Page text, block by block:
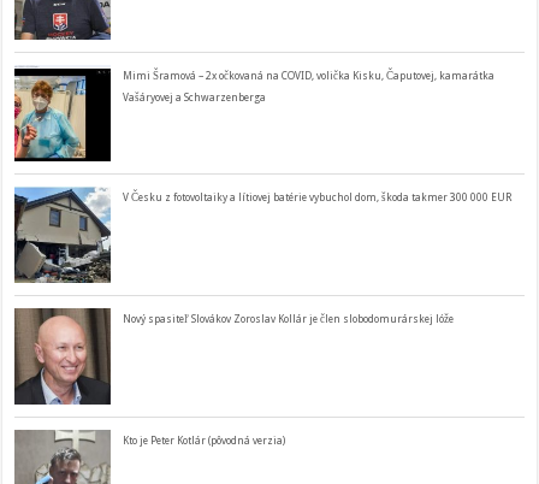
Mimi Šramová – 2x očkovaná na COVID, volička Kisku, Čaputovej, kamarátka
Vašáryovej a Schwarzenberga
V Česku z fotovoltaiky a lítiovej batérie vybuchol dom, škoda takmer 300 000 EUR
Nový spasiteľ Slovákov Zoroslav Kollár je člen slobodomurárskej lóže
Kto je Peter Kotlár (pôvodná verzia)